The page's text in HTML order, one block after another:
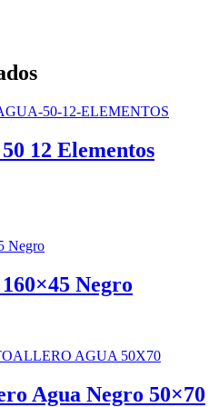
12 Elementos
Negro
Agua Negro 50×70